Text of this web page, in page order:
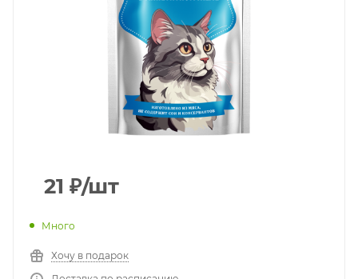
21 ₽/шт
Много
Хочу в подарок